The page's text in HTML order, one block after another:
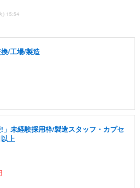
) 15:54
/工場/製造
!」未経験採用枠/製造スタッフ・カプセ
上